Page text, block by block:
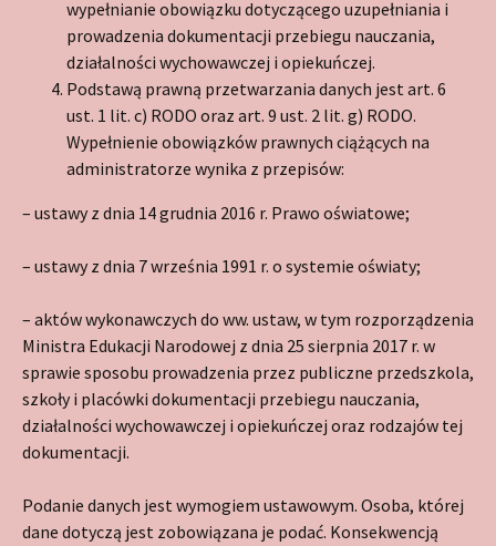
wypełnianie obowiązku dotyczącego uzupełniania i
prowadzenia dokumentacji przebiegu nauczania,
działalności wychowawczej i opiekuńczej.
Podstawą prawną przetwarzania danych jest art. 6
ust. 1 lit. c) RODO oraz art. 9 ust. 2 lit. g) RODO.
Wypełnienie obowiązków prawnych ciążących na
administratorze wynika z przepisów:
– ustawy z dnia 14 grudnia 2016 r. Prawo oświatowe;
– ustawy z dnia 7 września 1991 r. o systemie oświaty;
– aktów wykonawczych do ww. ustaw, w tym rozporządzenia
Ministra Edukacji Narodowej z dnia 25 sierpnia 2017 r. w
sprawie sposobu prowadzenia przez publiczne przedszkola,
szkoły i placówki dokumentacji przebiegu nauczania,
działalności wychowawczej i opiekuńczej oraz rodzajów tej
dokumentacji.
Podanie danych jest wymogiem ustawowym. Osoba, której
dane dotyczą jest zobowiązana je podać. Konsekwencją